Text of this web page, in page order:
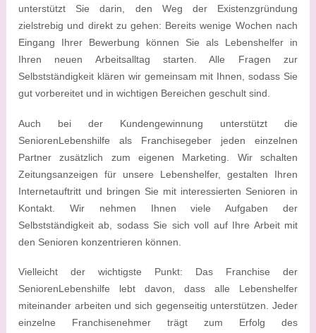
unterstützt Sie darin, den Weg der Existenzgründung
zielstrebig und direkt zu gehen: Bereits wenige Wochen nach
Eingang Ihrer Bewerbung können Sie als Lebenshelfer in
Ihren neuen Arbeitsalltag starten. Alle Fragen zur
Selbstständigkeit klären wir gemeinsam mit Ihnen, sodass Sie
gut vorbereitet und in wichtigen Bereichen geschult sind.
Auch bei der Kundengewinnung unterstützt die
SeniorenLebenshilfe als Franchisegeber jeden einzelnen
Partner zusätzlich zum eigenen Marketing. Wir schalten
Zeitungsanzeigen für unsere Lebenshelfer, gestalten Ihren
Internetauftritt und bringen Sie mit interessierten Senioren in
Kontakt. Wir nehmen Ihnen viele Aufgaben der
Selbstständigkeit ab, sodass Sie sich voll auf Ihre Arbeit mit
den Senioren konzentrieren können.
Vielleicht der wichtigste Punkt: Das Franchise der
SeniorenLebenshilfe lebt davon, dass alle Lebenshelfer
miteinander arbeiten und sich gegenseitig unterstützen. Jeder
einzelne Franchisenehmer trägt zum Erfolg des